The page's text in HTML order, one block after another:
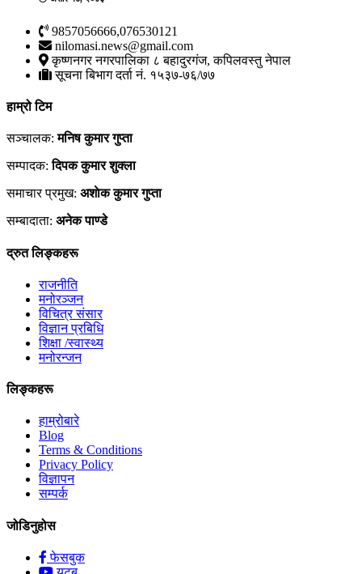
9857056666,076530121
nilomasi.news@gmail.com
कृष्णनगर नगरपालिका ८ बहादुरगंज, कपिलवस्तु नेपाल
सूचना बिभाग दर्ता नं. १५३७-७६/७७
हाम्रो टिम
सञ्चालक:मनिष कुमार गुप्ता
सम्पादक:दिपक कुमार शुक्ला
समाचार प्रमुख: अशाेक कुमार गुप्ता
सम्बादाता: अनेक पाण्डे
द्रुत लिङ्कहरू
राजनीति
मनोरञ्जन
विचित्र संसार
विज्ञान प्रबिधि
शिक्षा /स्वास्थ्य
मनोरन्जन
लिङ्कहरू
हाम्रोबारे
Blog
Terms & Conditions
Privacy Policy
विज्ञापन
सम्पर्क
जोडिनुहोस
फेसबुक